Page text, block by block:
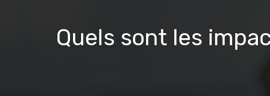
Quels sont les